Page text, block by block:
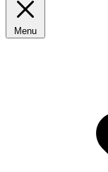
Menu